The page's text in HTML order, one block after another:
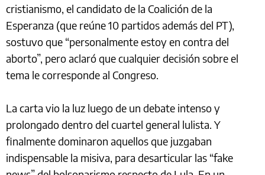
cristianismo, el candidato de la Coalición de la
Esperanza (que reúne 10 partidos además del PT),
sostuvo que “personalmente estoy en contra del
aborto”, pero aclaró que cualquier decisión sobre el
tema le corresponde al Congreso.
La carta vio la luz luego de un debate intenso y
prolongado dentro del cuartel general lulista. Y
finalmente dominaron aquellos que juzgaban
indispensable la misiva, para desarticular las “fake